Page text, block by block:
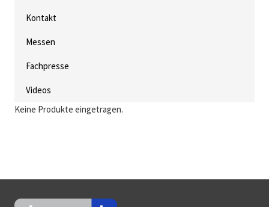
Kontakt
Messen
Fachpresse
Videos
Keine Produkte eingetragen.